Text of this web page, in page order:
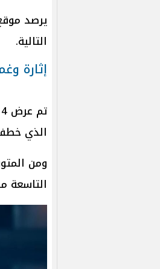
يرصد
التالية.
إثارة
الذي
ومن
التاسعة